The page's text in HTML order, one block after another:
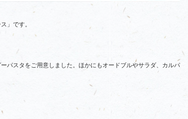
」です。
パスタをご用意しました。ほかにもオードブルやサラダ、カルパ